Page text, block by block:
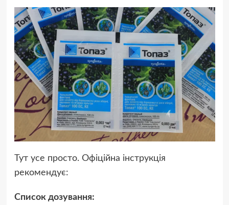
Тут усе просто. Офіційна інструкція
рекомендує:
Список дозування: